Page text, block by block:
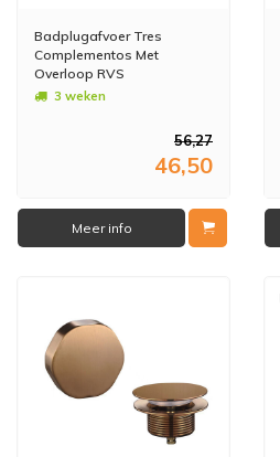
Badplugafvoer Tres
Complementos Met
Overloop RVS
3 weken
56,27
46,50
Meer info